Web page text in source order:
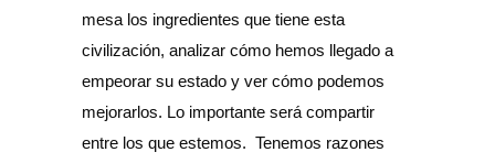
mesa los ingredientes que tiene esta
civilización, analizar cómo hemos llegado a
empeorar su estado y ver cómo podemos
mejorarlos. Lo importante será compartir
entre los que estemos. Tenemos razones